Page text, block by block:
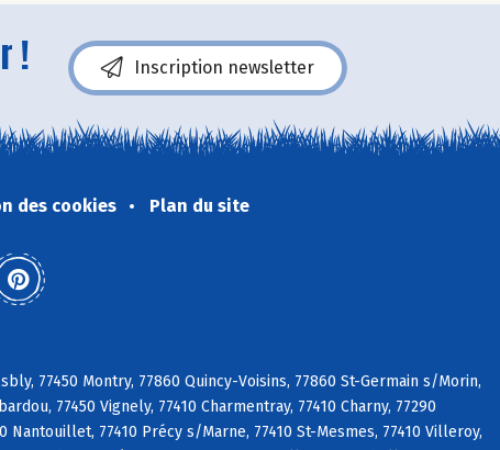
! Inscription newsletter
des cookies Plan du site
77450 Montry, 77860 Quincy-Voisins, 77860 St-Germain s/Morin,
77450 Vignely, 77410 Charmentray, 77410 Charny, 77290
Nantouillet, 77410 Précy s/Marne, 77410 St-Mesmes, 77410 Villeroy,